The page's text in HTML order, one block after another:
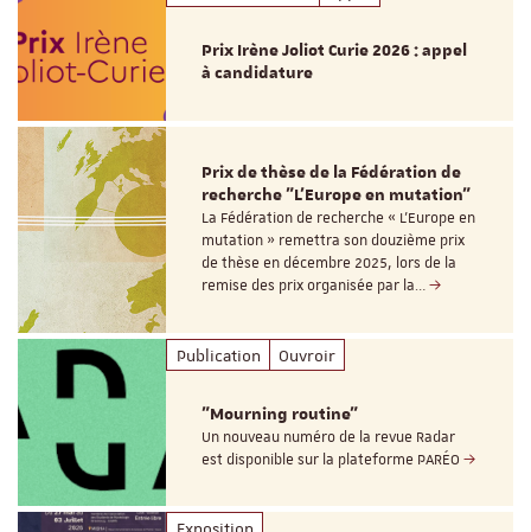
Prix Irène Joliot Curie 2026 : appel
à candidature
Prix de thèse de la Fédération de
recherche "L’Europe en mutation"
La Fédération de recherche « L’Europe en
mutation » remettra son douzième prix
de thèse en décembre 2025, lors de la
remise des prix organisée par la…
Publication Ouvroir
"Mourning routine"
Un nouveau numéro de la revue Radar
est disponible sur la plateforme PARÉO